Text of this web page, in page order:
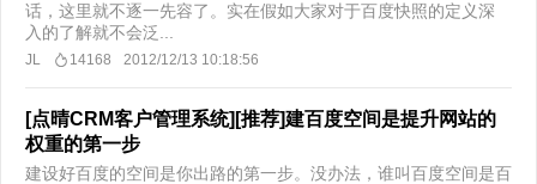
话，这里就不逐一先容了。实在假如大家对于百度快照的定义深
入的了解就不会泛...
JL 14168 2012/12/13 10:18:56
[点晴CRM客户管理系统][推荐]建百度空间是提升网站的
权重的第一步
建设好百度的空间是你出路的第一步。没办法，谁叫百度空间是百